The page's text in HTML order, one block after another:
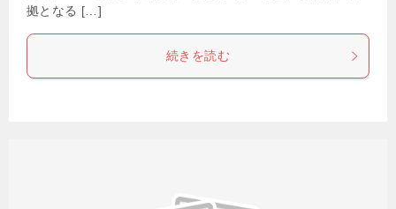
拠となる […]
続きを読む